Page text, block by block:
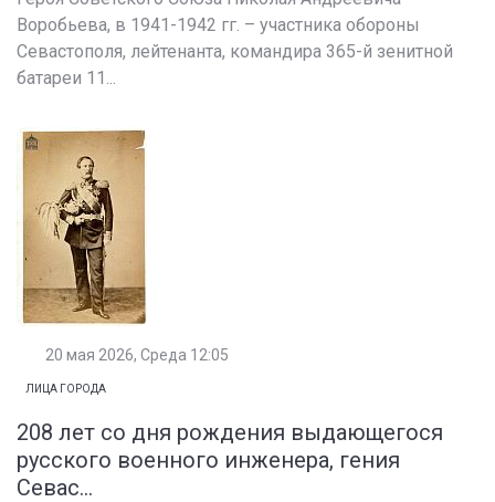
Воробьева, в 1941-1942 гг. – участника обороны
Севастополя, лейтенанта, командира 365-й зенитной
батареи 11...
20 мая 2026, Среда 12:05
ЛИЦА ГОРОДА
208 лет со дня рождения выдающегося
русского военного инженера, гения
Севас...